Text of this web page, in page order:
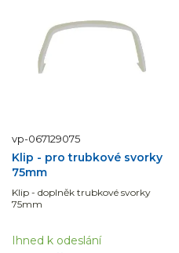
vp-067129075
Klip - pro trubkové svorky
75mm
Klip - doplněk trubkové svorky
75mm
Ihned k odeslání